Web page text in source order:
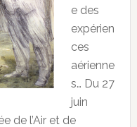
e des
expérien
ces
aérienne
s… Du 27
juin
de l’Air et de